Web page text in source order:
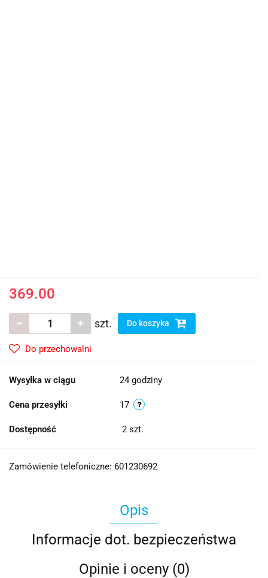
369.00
szt. Do koszyka
Do przechowalni
Wysyłka w ciągu 24 godziny
Cena przesyłki 17
Dostępność 2 szt.
Zamówienie telefoniczne: 601230692
Opis
Informacje dot. bezpieczeństwa
Opinie i oceny (0)